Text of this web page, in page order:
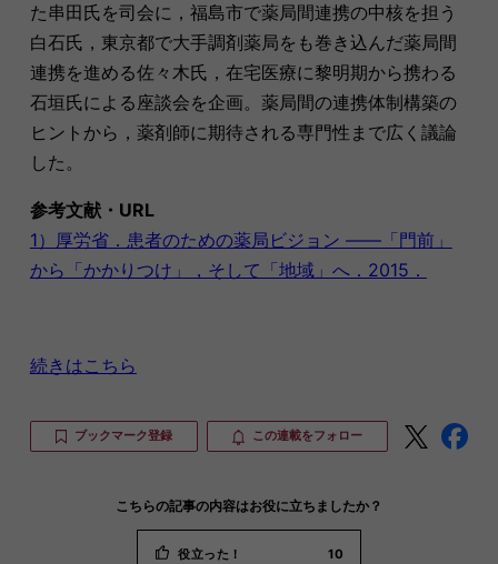
た串田氏を司会に，福島市で薬局間連携の中核を担う
白石氏，東京都で大手調剤薬局をも巻き込んだ薬局間
連携を進める佐々木氏，在宅医療に黎明期から携わる
石垣氏による座談会を企画。薬局間の連携体制構築の
ヒントから，薬剤師に期待される専門性まで広く議論
した。
参考文献・URL
1）厚労省．患者のための薬局ビジョン ――「門前」
から「かかりつけ」，そして「地域」へ．2015．
続きはこちら
ブックマーク登録 この連載をフォロー
こちらの記事の内容はお役に立ちましたか？
役立った！ 10